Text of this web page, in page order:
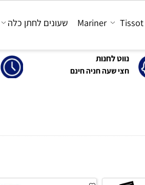
נווט לחנות
חצי שעה חניה חינם
Mariner שעונים לחתן כלה